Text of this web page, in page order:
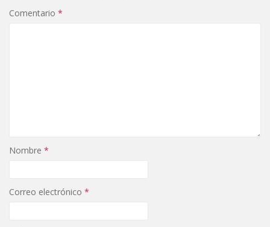
Comentario *
Nombre *
Correo electrónico *